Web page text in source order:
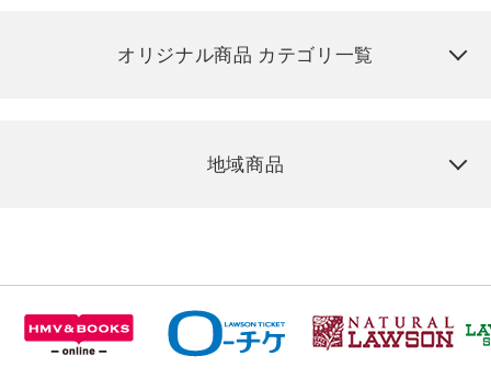
オリジナル商品 カテゴリ一覧
地域商品